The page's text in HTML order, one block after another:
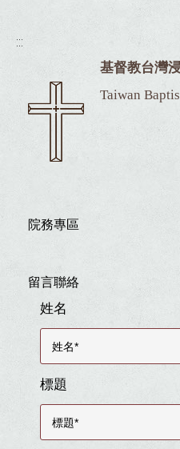
:::
基督教台灣
Taiwan
院務專區
留言聯絡
姓名
標題